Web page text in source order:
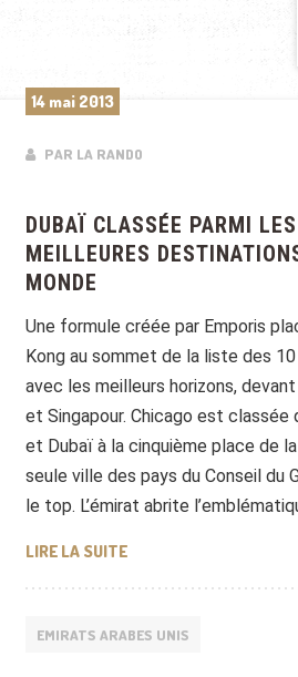
14 mai 2013
PAR LA RANDO
DUBAÏ CLASSÉE PARMI
MEILLEURES
MONDE
Une formule créée par Emporis
Kong au sommet de la liste des
avec les meilleurs horizons,
et Singapour. Chicago est classée
et Dubaï à la cinquième place de
seule ville des pays du Conseil du
le top. L’émirat abrite
LIRE LA SUITEDUBAÏ CLASSÉE PARMI
EMIRATS ARABES UNIS